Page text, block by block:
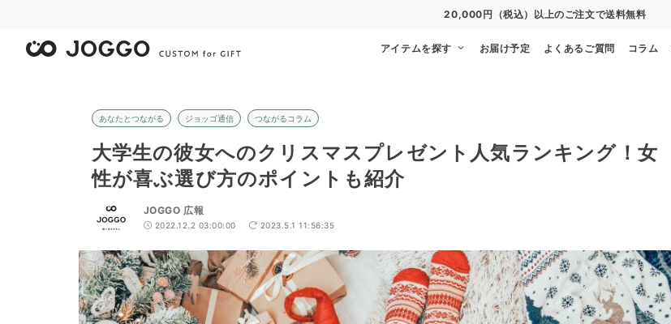
20,000円（税込）以上のご注文で送料無料
アイテムを探す お届け予定 よくあるご質問 コラム
あなたとつながる ジョッゴ通信 つながるコラム
大学生の彼女へのクリスマスプレゼント人気ランキング！女
性が喜ぶ選び方のポイントも紹介
JOGGO 広報
2022.12.2 03:00:00 2023.5.1 11:56:35